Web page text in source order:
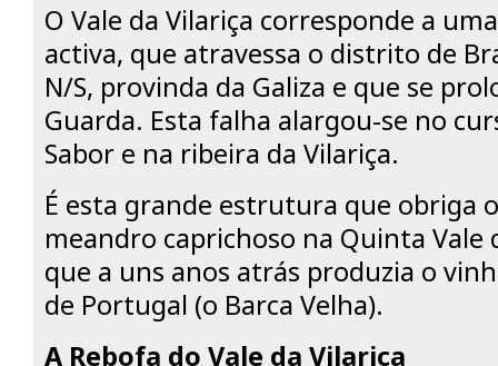
O Vale da Vilariça corresponde a
activa, que atravessa o distrito de
N/S, provinda da Galiza e que se
Guarda. Esta falha alargou-se no
Sabor e na ribeira da Vilariça.
É esta grande estrutura que obriga
meandro caprichoso na Quinta Vale
que a uns anos atrás produzia o
de Portugal (o Barca Velha).
A Rebofa do Vale da Vilariça